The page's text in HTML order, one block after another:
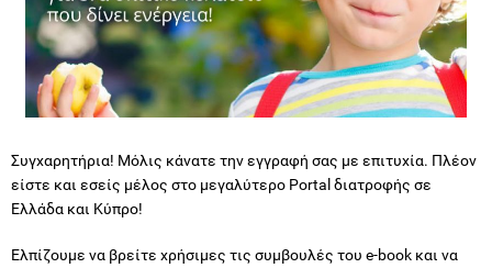
Συγχαρητήρια! Μόλις κάνατε την εγγραφή σας με επιτυχία. Πλέον
είστε και εσείς μέλος στο μεγαλύτερο Portal διατροφής σε
Ελλάδα και Κύπρο!
Ελπίζουμε να βρείτε χρήσιμες τις συμβουλές του e-book και να